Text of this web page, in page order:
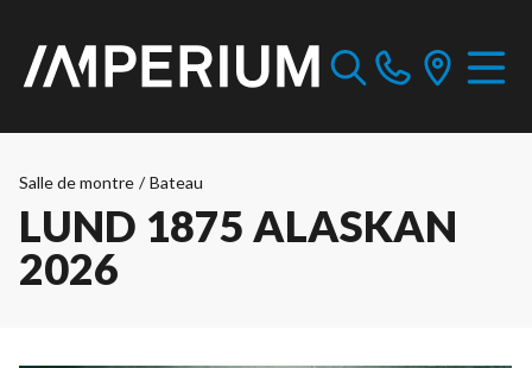
Salle de montre / Bateau
LUND 1875 ALASKAN
2026